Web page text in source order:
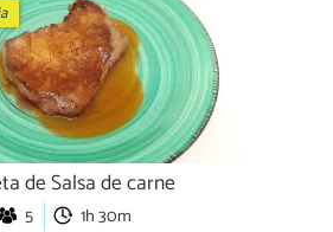
de Salsa de carne
5 1h 30m